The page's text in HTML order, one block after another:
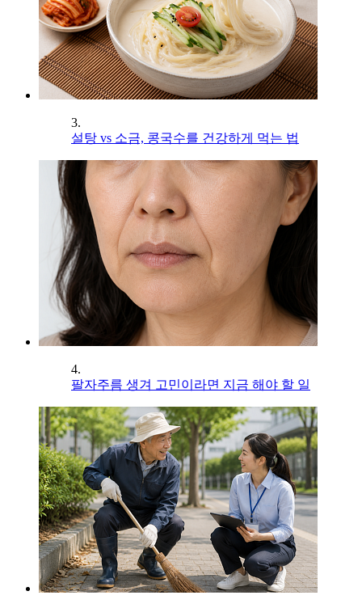
3.
설탕 vs 소금, 콩국수를 건강하게 먹는 법
4.
팔자주름 생겨 고민이라면 지금 해야 할 일